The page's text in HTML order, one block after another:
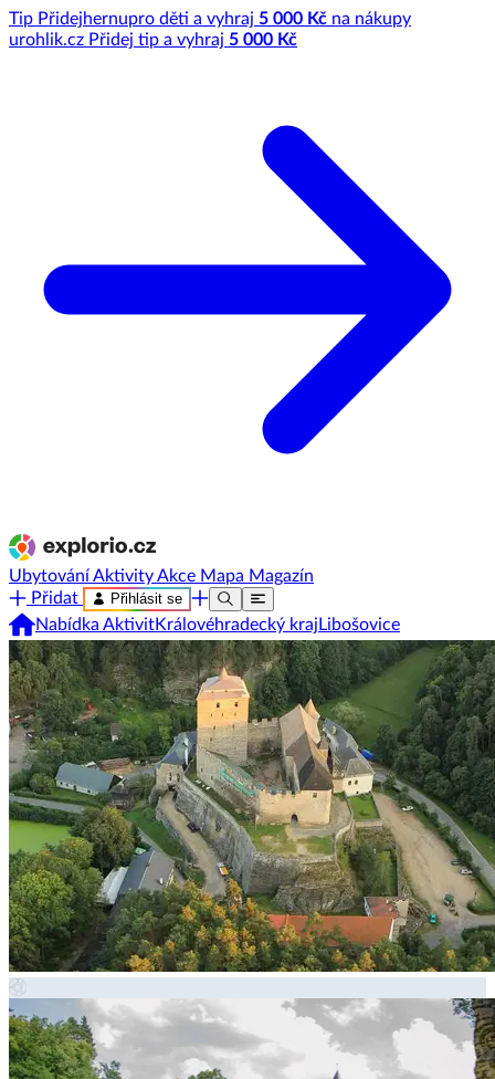
Tip Přidejhernupro děti a vyhraj 5 000 Kč na nákupy
urohlik.cz Přidej tip a vyhraj 5 000 Kč
UbytováníAktivityAkce Mapa Magazín
Přidat
Přihlásit se
Nabídka AktivitKrálovéhradecký kraj Libošovice